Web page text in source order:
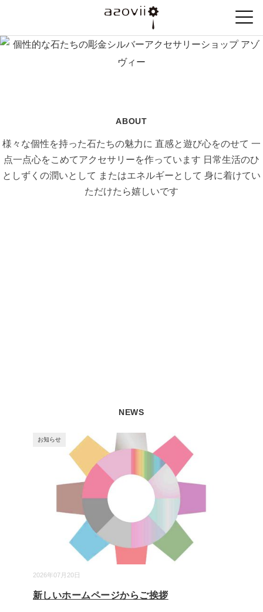
ABOUT
様々な個性を持った石たちの魅力に 直感と遊び心をのせて 一
点一点心をこめてアクセサリーを作っています 日常生活のひ
としずくの潤いとして またはエネルギーとして 身に着けてい
ただけたら嬉しいです
NEWS
2026年07月20日
お知らせ
新しいホームページからご挨拶